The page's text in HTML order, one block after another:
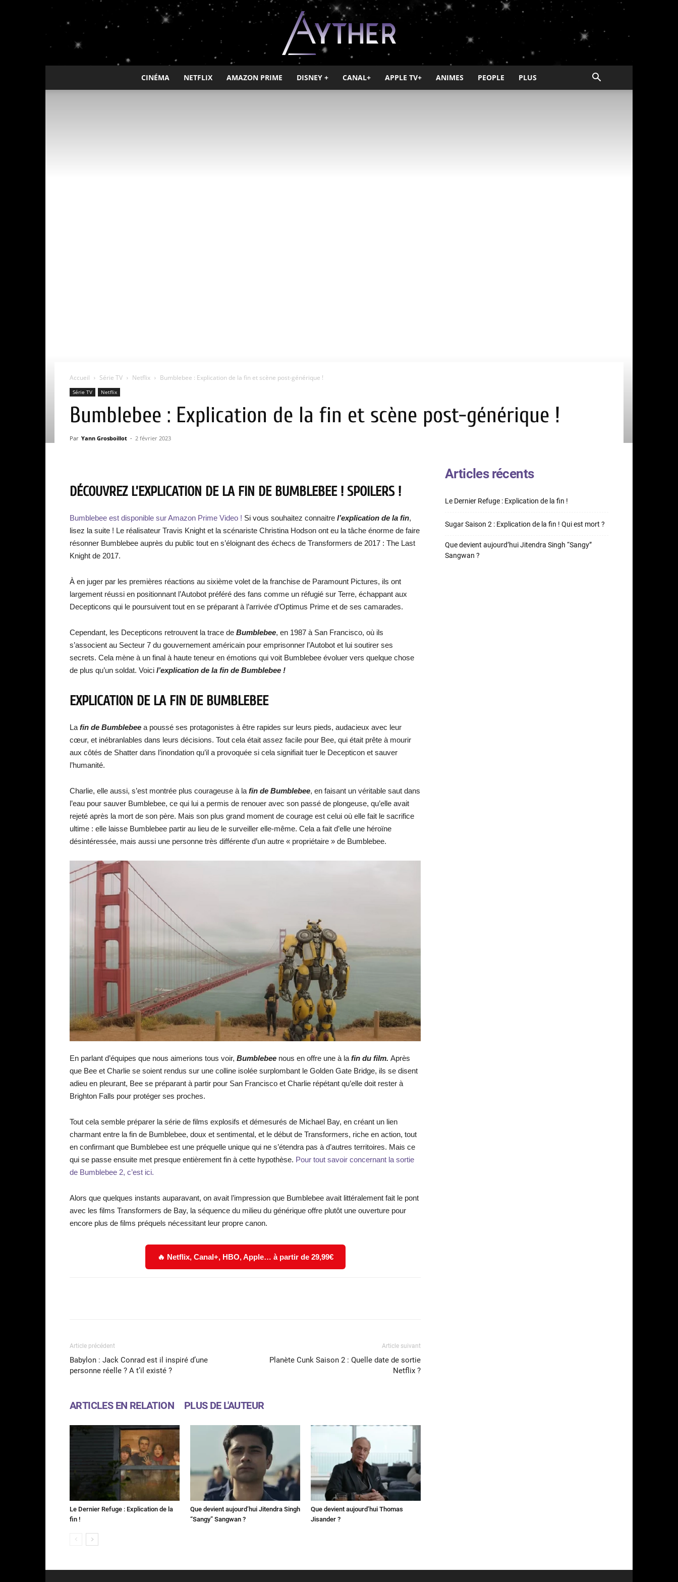
Ayther
CINÉMA NETFLIX AMAZON PRIME DISNEY + CANAL+ APPLE TV+ ANIMES PEOPLE PLUS
Accueil Série TV Netflix Bumblebee : Explication de la fin et scène post-générique !
Série TV Netflix
Bumblebee : Explication de la fin et scène post-générique !
Par Yann Grosboillot - 2 février 2023
DÉCOUVREZ L’EXPLICATION DE LA FIN DE BUMBLEBEE ! SPOILERS !
Bumblebee est disponible sur Amazon Prime Video ! Si vous souhaitez connaitre l’explication de la fin,
lisez la suite ! Le réalisateur Travis Knight et la scénariste Christina Hodson ont eu la tâche énorme de faire
résonner Bumblebee auprès du public tout en s’éloignant des échecs de Transformers de 2017 : The Last
Knight de 2017.
À en juger par les premières réactions au sixième volet de la franchise de Paramount Pictures, ils ont
largement réussi en positionnant l’Autobot préféré des fans comme un réfugié sur Terre, échappant aux
Decepticons qui le poursuivent tout en se préparant à l’arrivée d’Optimus Prime et de ses camarades.
Cependant, les Decepticons retrouvent la trace de Bumblebee, en 1987 à San Francisco, où ils
s’associent au Secteur 7 du gouvernement américain pour emprisonner l’Autobot et lui soutirer ses
secrets. Cela mène à un final à haute teneur en émotions qui voit Bumblebee évoluer vers quelque chose
de plus qu’un soldat. Voici l’explication de la fin de Bumblebee !
EXPLICATION DE LA FIN DE BUMBLEBEE
La fin de Bumblebee a poussé ses protagonistes à être rapides sur leurs pieds, audacieux avec leur
cœur, et inébranlables dans leurs décisions. Tout cela était assez facile pour Bee, qui était prête à mourir
aux côtés de Shatter dans l’inondation qu’il a provoquée si cela signifiait tuer le Decepticon et sauver
l’humanité.
Charlie, elle aussi, s’est montrée plus courageuse à la fin de Bumblebee, en faisant un véritable saut dans
l’eau pour sauver Bumblebee, ce qui lui a permis de renouer avec son passé de plongeuse, qu’elle avait
rejeté après la mort de son père. Mais son plus grand moment de courage est celui où elle fait le sacrifice
ultime : elle laisse Bumblebee partir au lieu de le surveiller elle-même. Cela a fait d’elle une héroïne
désintéressée, mais aussi une personne très différente d’un autre « propriétaire » de Bumblebee.
En parlant d’équipes que nous aimerions tous voir, Bumblebee nous en offre une à la fin du film. Après
que Bee et Charlie se soient rendus sur une colline isolée surplombant le Golden Gate Bridge, ils se disent
adieu en pleurant, Bee se préparant à partir pour San Francisco et Charlie répétant qu’elle doit rester à
Brighton Falls pour protéger ses proches.
Tout cela semble préparer la série de films explosifs et démesurés de Michael Bay, en créant un lien
charmant entre la fin de Bumblebee, doux et sentimental, et le début de Transformers, riche en action, tout
en confirmant que Bumblebee est une préquelle unique qui ne s’étendra pas à d’autres territoires. Mais ce
qui se passe ensuite met presque entièrement fin à cette hypothèse. Pour tout savoir concernant la sortie
de Bumblebee 2, c’est ici.
Alors que quelques instants auparavant, on avait l’impression que Bumblebee avait littéralement fait le pont
avec les films Transformers de Bay, la séquence du milieu du générique offre plutôt une ouverture pour
encore plus de films préquels nécessitant leur propre canon.
🔥 Netflix, Canal+, HBO, Apple… à partir de 29,99€
Article précédent
Babylon : Jack Conrad est il inspiré d’une
personne réelle ? A t’il existé ?
Article suivant
Planète Cunk Saison 2 : Quelle date de sortie
Netflix ?
ARTICLES EN RELATION PLUS DE L'AUTEUR
Le Dernier Refuge : Explication de la
fin !
Que devient aujourd’hui Jitendra Singh
“Sangy” Sangwan ?
Que devient aujourd’hui Thomas
Jisander ?
Articles récents
Le Dernier Refuge : Explication de la fin !
Sugar Saison 2 : Explication de la fin ! Qui est mort ?
Que devient aujourd’hui Jitendra Singh “Sangy”
Sangwan ?